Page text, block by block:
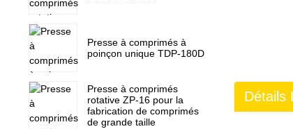
Presse à comprimés à
poinçon unique TDP-180D
Presse à comprimés
rotative ZP-16 pour la
fabrication de comprimés
de grande taille
Détails